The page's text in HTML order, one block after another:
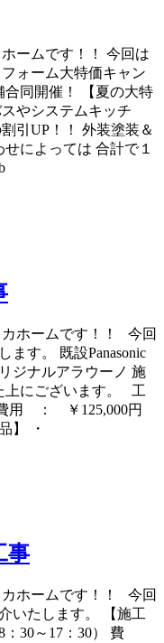
ームです！！ 今回は
ォーム大特価キャン
同開催！ 【夏の大特
やシステムキッチ
引UP！！ 外装塗装＆
によっては 合計で１
ホームです！！ 今回
ます。 既設Panasonic
ジナルアラウーノ 施
上にございます。 工
用 ： ￥125,000円
・
事
ホームです！！ 今回
いたします。 【施工
30～17：30） 費